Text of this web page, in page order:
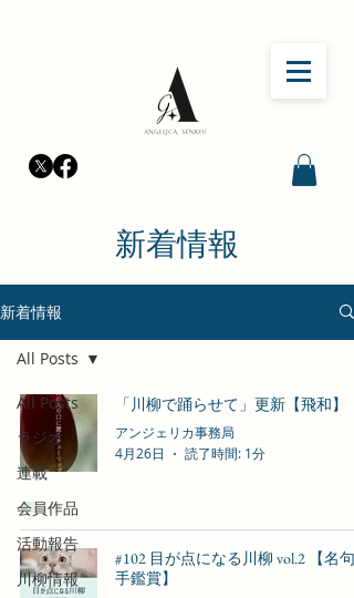
​新着情報
新着情報
All Posts
ラジオ
連載
会員作品
活動報告
川柳情報
All Posts
「川柳で踊らせて」更新【飛和】
アンジェリカ事務局
4月26日
読了時間: 1分
#102 目が点になる川柳 vol.2 【名句
手鑑賞】